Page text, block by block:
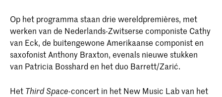
Op het programma staan drie wereldpremières, met
werken van de Nederlands-Zwitserse componiste Cathy
van Eck, de buitengewone Amerikaanse componist en
saxofonist Anthony Braxton, evenals nieuwe stukken
van Patricia Bosshard en het duo Barrett/Zarić.
Het Third Space-concert in het New Music Lab van het